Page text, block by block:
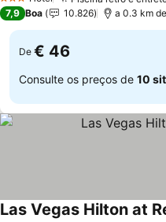
3 Estrelas
7,9 Boa 10.826 a 0.3 km
De € 46
Consulte os preços de 10
Las Vegas Hilton at